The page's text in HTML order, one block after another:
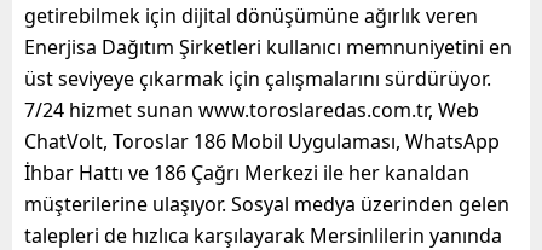
getirebilmek için dijital dönüşümüne ağırlık veren
Enerjisa Dağıtım Şirketleri kullanıcı memnuniyetini en
üst seviyeye çıkarmak için çalışmalarını sürdürüyor.
7/24 hizmet sunan www.toroslaredas.com.tr, Web
ChatVolt, Toroslar 186 Mobil Uygulaması, WhatsApp
İhbar Hattı ve 186 Çağrı Merkezi ile her kanaldan
müşterilerine ulaşıyor. Sosyal medya üzerinden gelen
talepleri de hızlıca karşılayarak Mersinlilerin yanında